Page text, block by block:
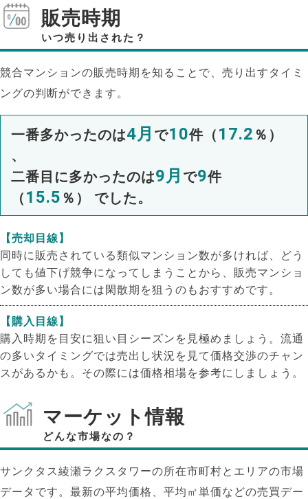
販売時期
いつ売り出された？
競合マンションの販売時期を知ることで、売り出すタイミ
ングの判断ができます。
一番多かったのは4月 で10件（ 17.2 ％）
、
二番目に多かったのは9月 で9件
（ 15.5 ％） でした。
【売却目線】
同時に販売されている類似マンション数が多ければ、どう
しても値下げ競争になってしまうことから、販売マンショ
ン数が多い場合には閑散期を狙うのもおすすめです。
【購入目線】
購入時期を目安に狙い目シーズンを見極めましょう。流通
の多いタイミングでは売出し状況を見て価格交渉のチャン
スがあるかも。その際には価格相場を参考にしましょう。
マーケット情報
どんな市場なの？
サンクタス綾瀬ラクスタワーの所在市町村とエリアの市場
データです。最新の平均価格、平均㎡単価などの売買デー